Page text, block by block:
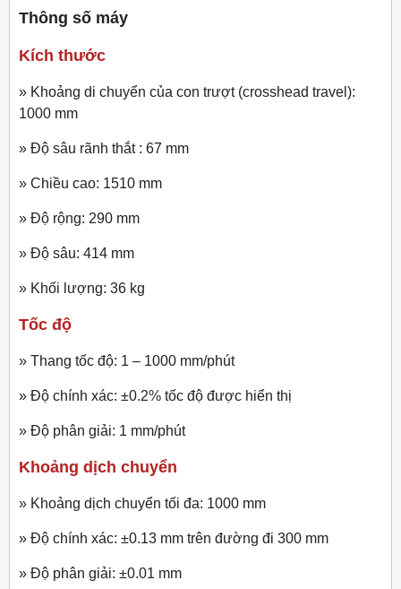
Thông số máy
Kích thước
» Khoảng di chuyển của con trượt (crosshead travel):
1000 mm
» Độ sâu rãnh thắt : 67 mm
» Chiều cao: 1510 mm
» Độ rộng: 290 mm
» Độ sâu: 414 mm
» Khối lượng: 36 kg
Tốc độ
» Thang tốc độ: 1 – 1000 mm/phút
» Độ chính xác: ±0.2% tốc độ được hiển thị
» Độ phân giải: 1 mm/phút
Khoảng dịch chuyển
» Khoảng dịch chuyển tối đa: 1000 mm
» Độ chính xác: ±0.13 mm trên đường đi 300 mm
» Độ phân giải: ±0.01 mm